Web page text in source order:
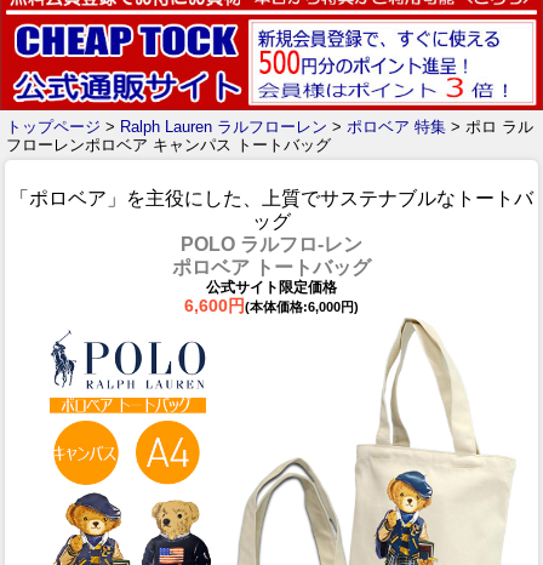
トップページ > Ralph Lauren ラルフローレン > ポロベア 特集 > ポロ ラル
フローレンポロベア キャンパス トートバッグ
「ポロベア」を主役にした、上質でサステナブルなトートバ
ッグ
POLO ラルフロ-レン
ポロベア トートバッグ
公式サイト限定価格
6,600円(本体価格:6,000円)